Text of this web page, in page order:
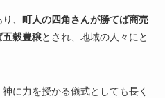
、 町人の四角さんが勝てば商売
五穀豊穣とされ、地域の人々にと
に力を授かる儀式としても長く